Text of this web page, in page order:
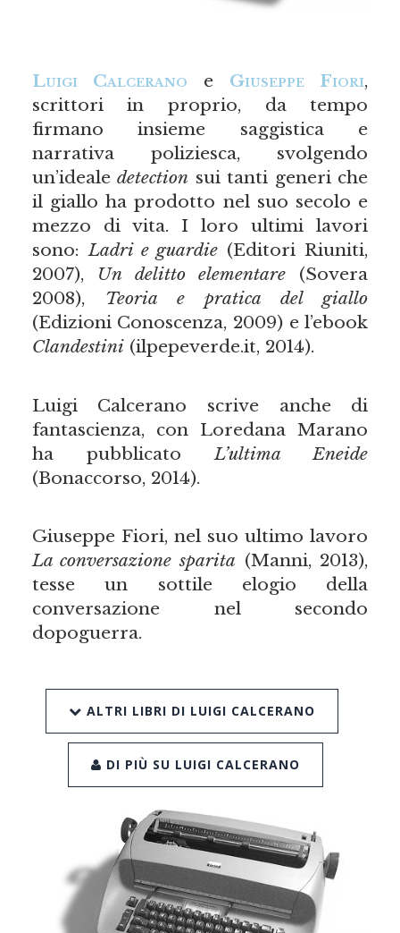
Luigi Calcerano e Giuseppe Fiori,
scrittori in proprio, da tempo
firmano insieme saggistica e
narrativa poliziesca, svolgendo
un’idealedetection sui tanti generi che
il giallo ha prodotto nel suo secolo e
mezzo di vita. I loro ultimi lavori
sono:Ladri e guardie (Editori Riuniti,
2007), Un delitto elementare(Sovera
2008), Teoria e pratica del giallo
(Edizioni Conoscenza, 2009) e l’ebook
Clandestini(ilpepeverde.it, 2014).
Luigi Calcerano scrive anche di
fantascienza, con Loredana Marano
ha pubblicatoL’ultima Eneide
(Bonaccorso, 2014).
Giuseppe Fiori, nel suo ultimo lavoro
La conversazione sparita (Manni, 2013),
tesse un sottile elogio della
conversazione nel secondo
dopoguerra.
ALTRI LIBRI DI LUIGI CALCERANO
DI PIÙ SU LUIGI CALCERANO